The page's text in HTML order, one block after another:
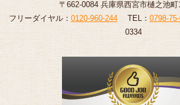
〒662-0084 兵庫県西宮市樋之池町
フリーダイヤル： 0120-960-244TEL： 0798-
0334